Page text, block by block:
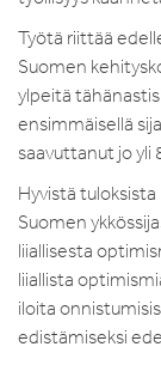
Työtä riittää
Suomen
ylpeitä
ensimmäisellä
saavuttanut jo yli
Hyvistä
Suomen
liiallisesta
liiallista
iloita
edistämiseksi